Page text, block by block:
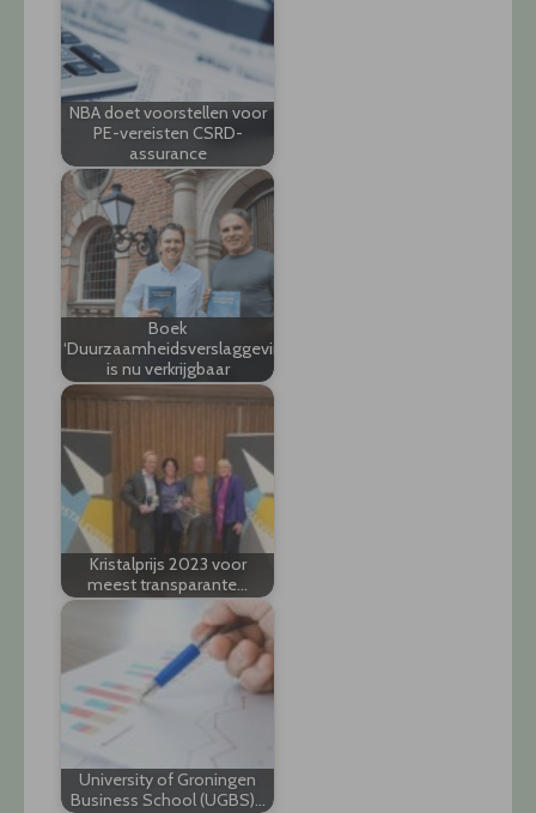
NBA doet voorstellen voor
PE-vereisten CSRD-
assurance
Boek
‘Duurzaamheidsverslaggeving’
is nu verkrijgbaar
Kristalprijs 2023 voor
meest transparante…
University of Groningen
Business School (UGBS)…